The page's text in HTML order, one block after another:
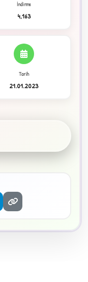
İndirme
4,163
Tarih
21.01.2023